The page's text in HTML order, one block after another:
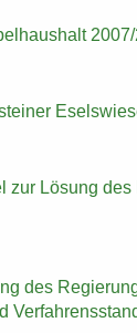
zur Lö­sung
des